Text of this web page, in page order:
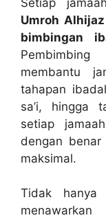
Umroh
bimbingan
membantu
tahapan
sa’i, hingga
setiap
dengan
maksimal.
Tidak